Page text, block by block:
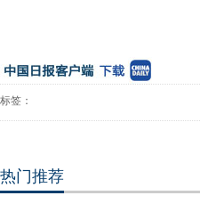
标签：
热门推荐